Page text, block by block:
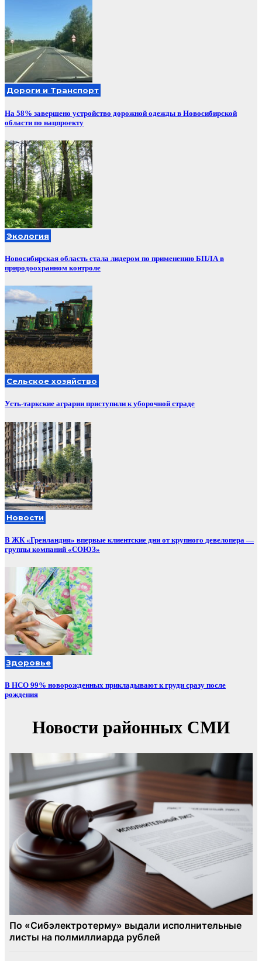
Дороги и Транспорт
На 58% завершено устройство дорожной одежды в Новосибирской
области по нацпроекту
Экология
Новосибирская область стала лидером по применению БПЛА в
природоохранном контроле
Сельское хозяйство
Усть-таркские аграрии приступили к уборочной страде
Новости
В ЖК «Гренландия» впервые клиентские дни от крупного девелопера —
группы компаний «СОЮЗ»
Здоровье
В НСО 99% новорожденных прикладывают к груди сразу после
рождения